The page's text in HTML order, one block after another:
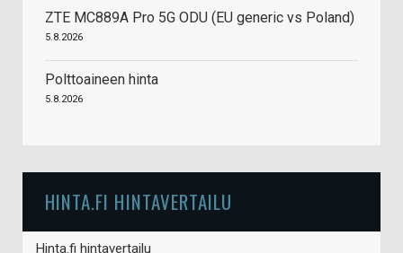
ZTE MC889A Pro 5G ODU (EU generic vs Poland)
5.8.2026
Polttoaineen hinta
5.8.2026
HINTA.FI HINTAVERTAILU
Hinta.fi hintavertailu